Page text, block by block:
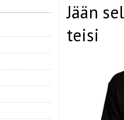
Jään
teisi